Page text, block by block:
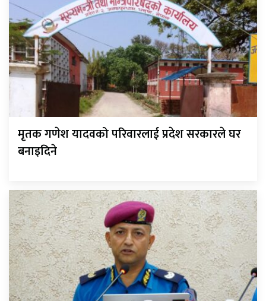
मृतक गणेश यादवको परिवारलाई प्रदेश सरकारले घर
बनाइदिने